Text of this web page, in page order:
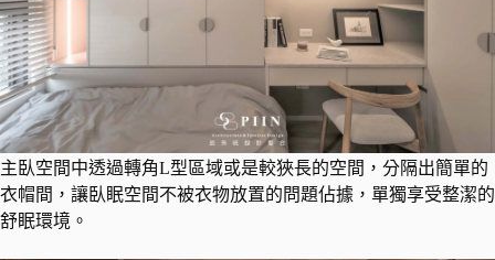
主臥空間中透過轉角L型區域或是較狹長的空間，分隔出簡單的
衣帽間，讓臥眠空間不被衣物放置的問題佔據，單獨享受整潔的
舒眠環境。